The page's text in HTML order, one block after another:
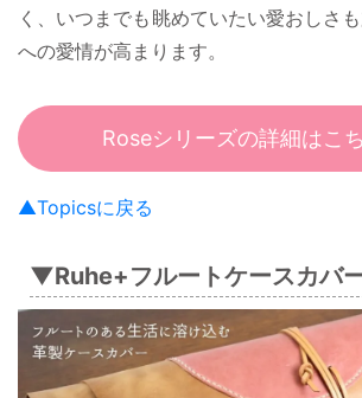
く、いつまでも眺めていたい愛おしさ
への愛情が高まります。
Roseシリーズの詳細はこ
▲Topicsに戻る
▼Ruhe+フルートケースカバ